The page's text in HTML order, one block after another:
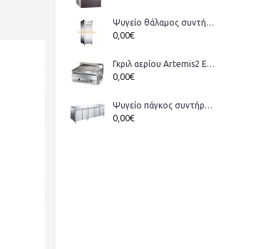
Ψυγείο θάλαμος συντήρηση Bonner GMT-70
0,00€
Γκριλ αερίου Artemis2 ECO
0,00€
Ψυγείο πάγκος συντήρηση Bonner GM-400 διάστ.223x70x86cm
0,00€